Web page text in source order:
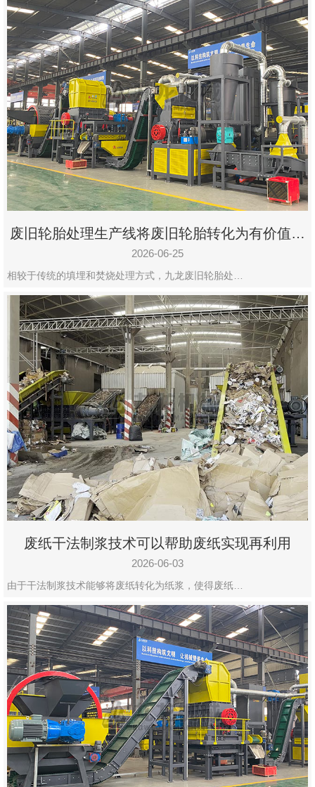
废旧轮胎处理生产线将废旧轮胎转化为有价值的
资源
2026-06-25
相较于传统的填埋和焚烧处理方式，九龙废旧轮胎处…
废纸干法制浆技术可以帮助废纸实现再利用
2026-06-03
由于干法制浆技术能够将废纸转化为纸浆，使得废纸…